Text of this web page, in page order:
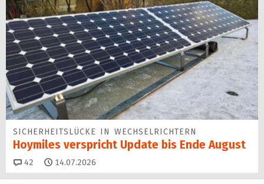
SICHERHEITS­LÜCKE IN WECHSEL­RICHTERN
Hoymiles verspricht Update bis Ende August
42 Kommentare
14.07.2026